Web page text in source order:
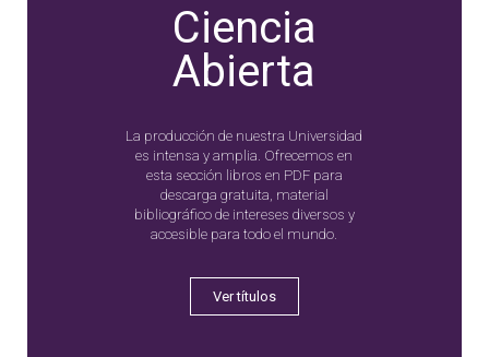
Ciencia
Abierta
La producción de nuestra Universidad
es intensa y amplia. Ofrecemos en
esta sección libros en PDF para
descarga gratuita, material
bibliográfico de intereses diversos y
accesible para todo el mundo.
Ver títulos